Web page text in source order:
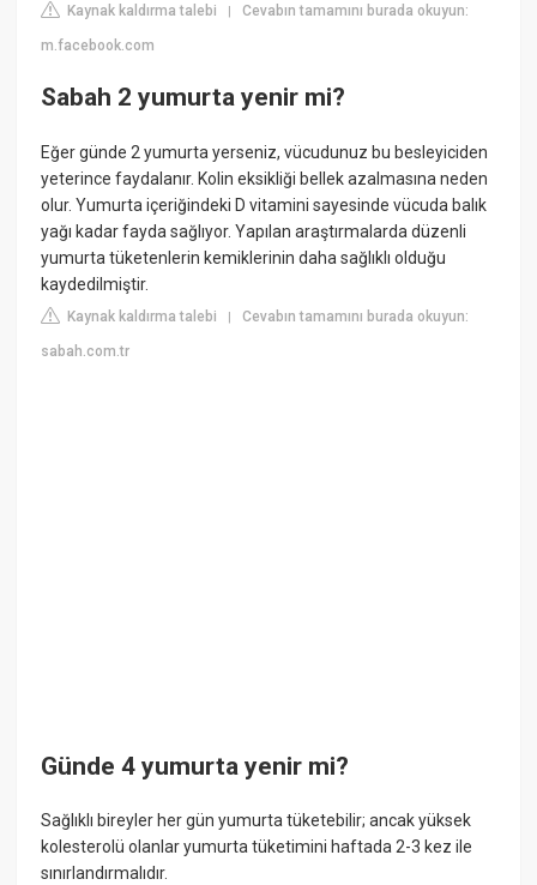
Kaynak kaldırma talebi |Cevabın tamamını burada okuyun:
m.facebook.com
Sabah 2 yumurta yenir mi?
Eğer günde 2 yumurta yerseniz, vücudunuz bu besleyiciden
yeterince faydalanır. Kolin eksikliği bellek azalmasına neden
olur. Yumurta içeriğindeki D vitamini sayesinde vücuda balık
yağı kadar fayda sağlıyor. Yapılan araştırmalarda düzenli
yumurta tüketenlerin kemiklerinin daha sağlıklı olduğu
kaydedilmiştir.
Kaynak kaldırma talebi |Cevabın tamamını burada okuyun:
sabah.com.tr
Günde 4 yumurta yenir mi?
Sağlıklı bireyler her gün yumurta tüketebilir; ancak yüksek
kolesterolü olanlar yumurta tüketimini haftada 2-3 kez ile
sınırlandırmalıdır.